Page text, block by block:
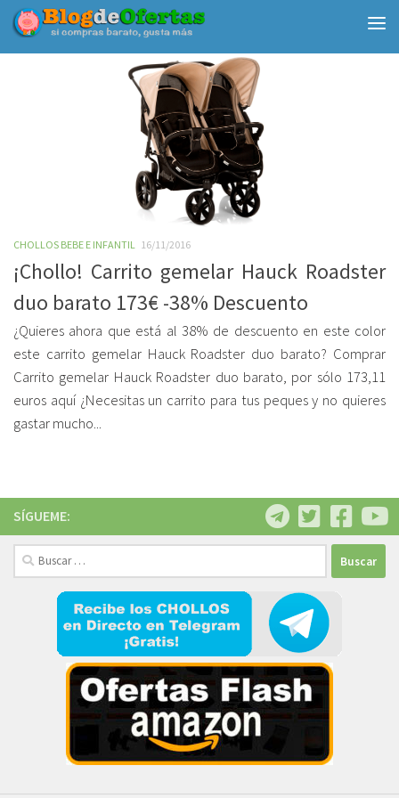
Debajo del contenido
CHOLLOS BEBE E INFANTIL 16/11/2016
¡Chollo! Carrito gemelar Hauck Roadster
duo barato 173€ -38% Descuento
¿Quieres ahora que está al 38% de descuento en este color
este carrito gemelar Hauck Roadster duo barato? Comprar
Carrito gemelar Hauck Roadster duo barato, por sólo 173,11
euros aquí ¿Necesitas un carrito para tus peques y no quieres
gastar mucho...
SÍGUEME:
Buscar: